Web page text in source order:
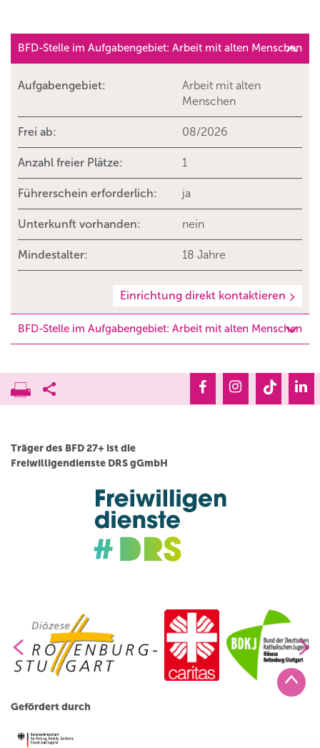
BFD-Stelle im Aufgabengebiet: Arbeit mit alten Menschen
Aufgabengebiet:
Arbeit mit alten
Menschen
Frei ab: 08/2026
Anzahl freier Plätze: 1
Führerschein erforderlich: ja
Unterkunft vorhanden: nein
Mindestalter: 18 Jahre
Einrichtung direkt kontaktieren
BFD-Stelle im Aufgabengebiet: Arbeit mit alten Menschen
Träger des BFD 27+ ist die
Freiwilligendienste DRS gGmbH
Gefördert durch